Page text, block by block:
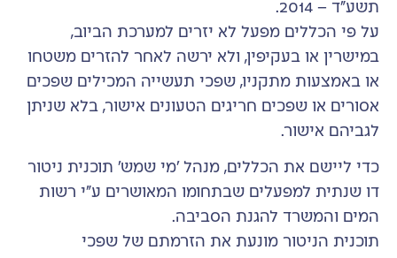
תשע”ד – 2014.
על פי הכללים מפעל לא יזרים למערכת הביוב,
במישרין או בעקיפין, ולא ירשה לאחר להזרים משטחו
או באמצעות מתקניו, שפכי תעשייה המכילים שפכים
אסורים או שפכים חריגים הטעונים אישור, בלא שניתן
לגביהם אישור.
כדי ליישם את הכללים, מנהל 'מי שמש' תוכנית ניטור
דו שנתית למפעלים שבתחומו המאושרים ע"י רשות
המים והמשרד להגנת הסביבה.
תוכנית הניטור מונעת את הזרמתם של שפכי